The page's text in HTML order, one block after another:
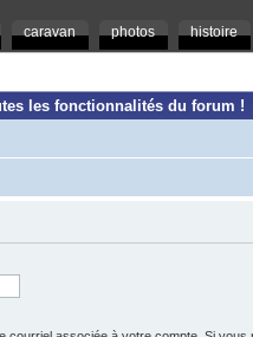
caravan photos histoire
les fonctionnalités du forum !